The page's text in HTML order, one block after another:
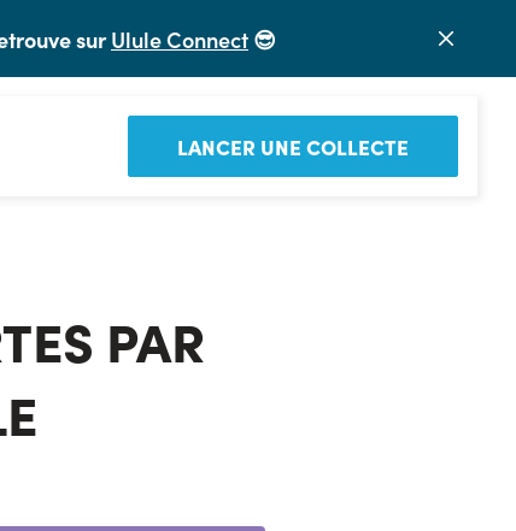
surUlule Connect 😎
LANCER UNE COLLECTE
PAR